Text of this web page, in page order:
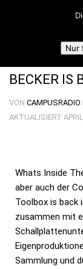
Skip to
Campusradio
TOOLBOX:
BECKER IS
VON CAMPUSRADIO
AKTUALISIERT
Whats Inside
aber auch der
Toolbox is back
zusammen mit
Sammlung und
Nur